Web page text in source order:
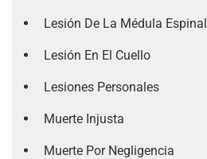
Lesión De La Médula Espinal
Lesión En El Cuello
Lesiones Personales
Muerte Injusta
Muerte Por Negligencia